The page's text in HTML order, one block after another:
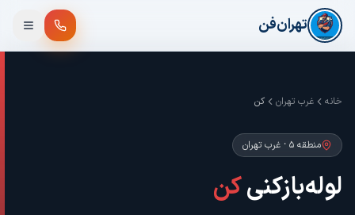
رفتن به محتوای اصلی
تهران‌فن
خانه غرب تهران کن
منطقه ۵ · غرب تهران
لوله‌بازکنیکن